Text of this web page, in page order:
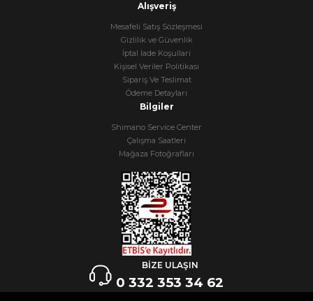
Alışveriş
Mesafeli Satış Sözleşmesi
Gizlilik ve Güvenlik
İptal İade Koşullari
Kişisel Veriler Politikası
Sipariş Ve Teslimat
Ödeme Detayları
Bilgiler
Shimano Service Center
Çalışma Saatleri
Mağaza Fotoğrafları
BİZE ULAŞIN
0 332 353 34 62